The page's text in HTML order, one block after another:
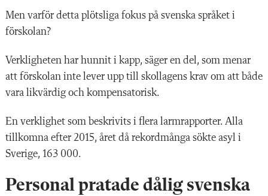
Men varför detta plötsliga fokus på svenska språket i
förskolan?
Verkligheten har hunnit i kapp, säger en del, som menar
att förskolan inte lever upp till skollagens krav om att både
vara likvärdig och kompensatorisk.
En verklighet som beskrivits i flera larmrapporter. Alla
tillkomna efter 2015, året då rekordmånga sökte asyl i
Sverige, 163 000.
Personal pratade dålig svenska